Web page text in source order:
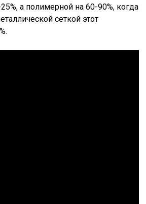
а полимерной на 60-90%, когда
сеткой этот